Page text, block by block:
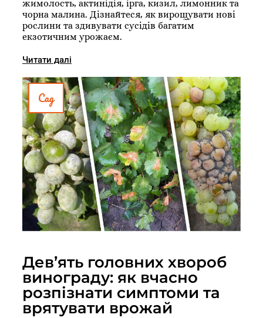
жимолость, актинідія, ірга, кизил, лимонник та
чорна малина. Дізнайтеся, як вирощувати нові
рослини та здивувати сусідів багатим
екзотичним урожаєм.
Читати далі
Сад
Дев’ять головних хвороб
винограду: як вчасно
розпізнати симптоми та
врятувати врожай